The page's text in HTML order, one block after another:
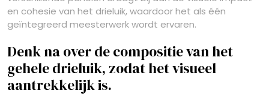
en cohesie van het drieluik, waardoor het als één
geïntegreerd meesterwerk wordt ervaren.
Denk na over de compositie van het
gehele drieluik, zodat het visueel
aantrekkelijk is.